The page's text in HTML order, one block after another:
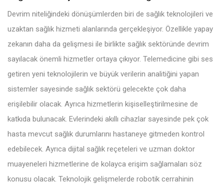
Devrim niteliğindeki dönüşümlerden biri de sağlık teknolojileri ve
uzaktan sağlık hizmeti alanlarında gerçekleşiyor. Özellikle yapay
zekanın daha da gelişmesi ile birlikte sağlık sektöründe devrim
sayılacak önemli hizmetler ortaya çıkıyor. Telemedicine gibi ses
getiren yeni teknolojilerin ve büyük verilerin analitiğini yapan
sistemler sayesinde sağlık sektörü gelecekte çok daha
erişilebilir olacak. Ayrıca hizmetlerin kişiselleştirilmesine de
katkıda bulunacak. Evlerindeki akıllı cihazlar sayesinde pek çok
hasta mevcut sağlık durumlarını hastaneye gitmeden kontrol
edebilecek. Ayrıca dijital sağlık reçeteleri ve uzman doktor
muayeneleri hizmetlerine de kolayca erişim sağlamaları söz
konusu olacak. Teknolojik gelişmelerde robotik cerrahinin